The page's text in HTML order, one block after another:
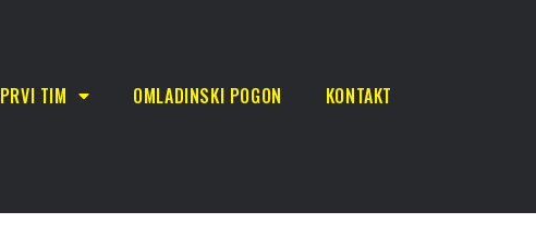
PRVI TIM OMLADINSKI POGON KONTAKT